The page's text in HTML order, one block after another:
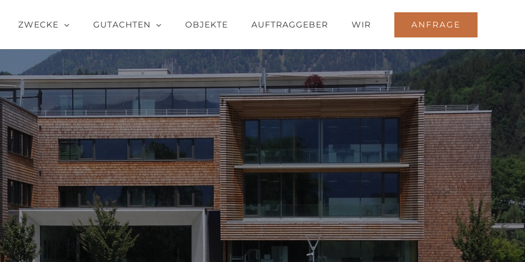
ZWECKE GUTACHTEN OBJEKTE AUFTRAGGEBER WIR ANFRAGE